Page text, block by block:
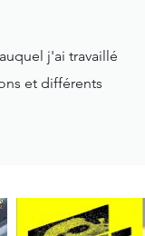
j'ai travaillé
et différents